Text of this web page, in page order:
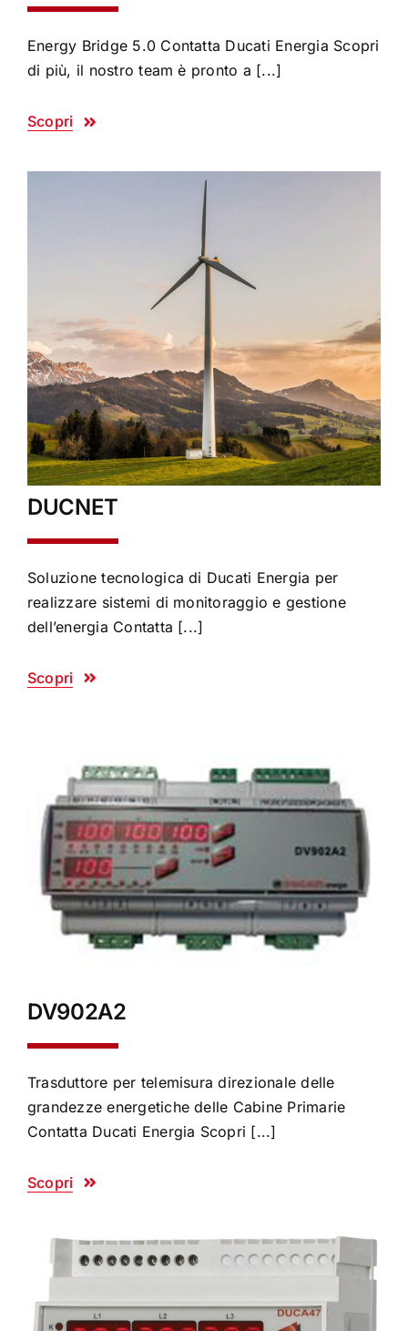
Energy Bridge 5.0 Contatta Ducati Energia Scopri
di più, il nostro team è pronto a [...]
Scopri
DUCNET
Soluzione tecnologica di Ducati Energia per
realizzare sistemi di monitoraggio e gestione
dell’energia Contatta [...]
Scopri
DV902A2
Trasduttore per telemisura direzionale delle
grandezze energetiche delle Cabine Primarie
Contatta Ducati Energia Scopri [...]
Scopri